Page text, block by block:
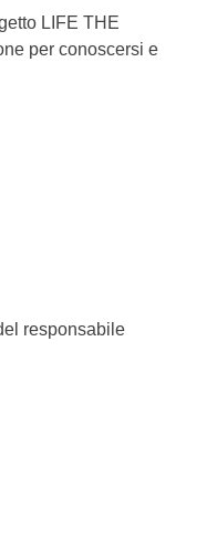
LIFE THE
per conoscersi e
responsabile